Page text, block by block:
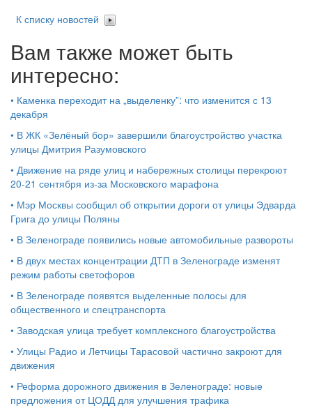
К списку новостей
Вам также может быть
интересно:
• Каменка переходит на „выделенку”: что изменится с 13
декабря
• В ЖК «Зелёный бор» завершили благоустройство участка
улицы Дмитрия Разумовского
• Движение на ряде улиц и набережных столицы перекроют
20-21 сентября из-за Московского марафона
• Мэр Москвы сообщил об открытии дороги от улицы Эдварда
Грига до улицы Поляны
• В Зеленограде появились новые автомобильные развороты
• В двух местах концентрации ДТП в Зеленограде изменят
режим работы светофоров
• В Зеленограде появятся выделенные полосы для
общественного и спецтранспорта
• Заводская улица требует комплексного благоустройства
• Улицы Радио и Летчицы Тарасовой частично закроют для
движения
• Реформа дорожного движения в Зеленограде: новые
предложения от ЦОДД для улучшения трафика